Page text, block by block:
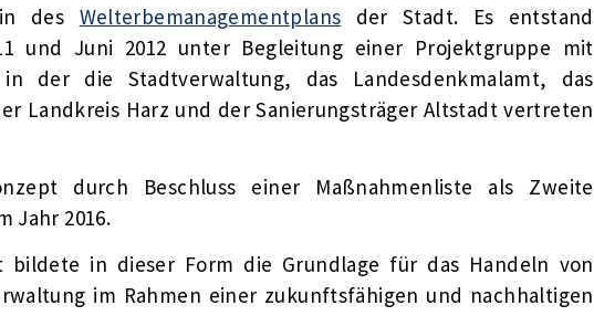
des Welterbemanagementplans der Stadt. Es entstand
und Juni 2012 unter Begleitung einer Projektgruppe mit
der die Stadtverwaltung, das Landesdenkmalamt, das
Landkreis Harz und der Sanierungsträger Altstadt vertreten
durch Beschluss einer Maßnahmenliste als Zweite
Jahr 2016.
bildete in dieser Form die Grundlage für das Handeln von
im Rahmen einer zukunftsfähigen und nachhaltigen